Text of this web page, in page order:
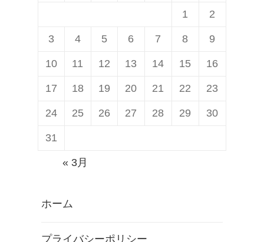
1 2
3 4 5 6 7 8 9
10 11 12 13 14 15 16
17 18 19 20 21 22 23
24 25 26 27 28 29 30
31
« 3月
ホーム
プライバシーポリシー